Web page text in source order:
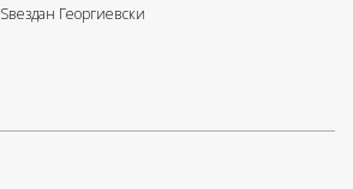
Ѕвездан Георгиевски